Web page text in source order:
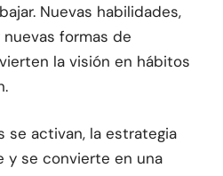
Nuevas habilidades,
formas de
la visión en hábitos
se activan, la estrategia
y se convierte en una